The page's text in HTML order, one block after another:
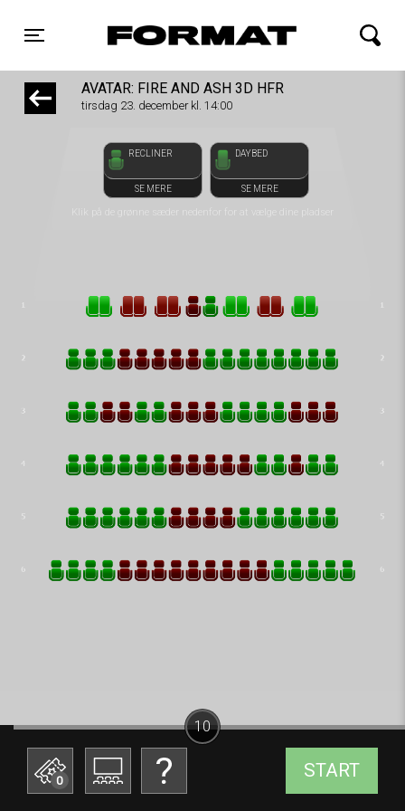
Toggle navigation
FORMAT Biograf
AVATAR: FIRE AND ASH 3D HFR
tirsdag 23. december kl. 14:00
RECLINER
SE MERE
DAYBED
SE MERE
Klik på de grønne sæder nedenfor for at vælge dine pladser
0 START
10
front05-temp 124924